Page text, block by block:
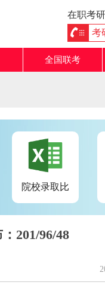
在职考研
考
全国联考
院校录取比
201/96/48